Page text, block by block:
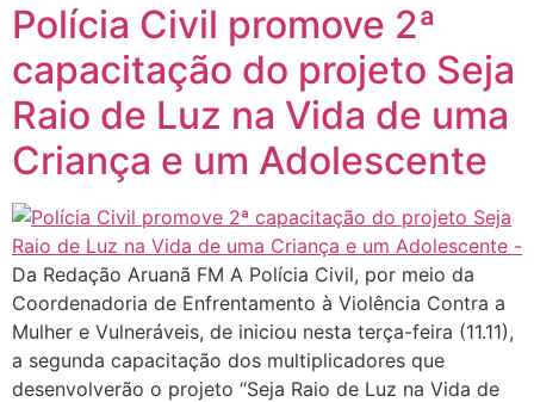
Polícia Civil promove 2ª
capacitação do projeto Seja
Raio de Luz na Vida de uma
Criança e um Adolescente
Da Redação Aruanã FM A Polícia Civil, por meio da
Coordenadoria de Enfrentamento à Violência Contra a
Mulher e Vulneráveis, de iniciou nesta terça-feira (11.11),
a segunda capacitação dos multiplicadores que
desenvolverão o projeto “Seja Raio de Luz na Vida de